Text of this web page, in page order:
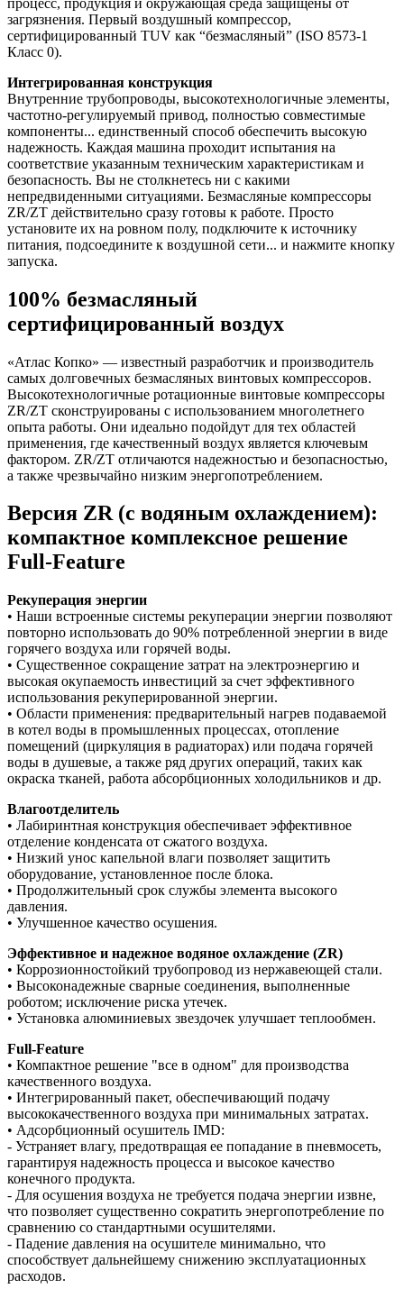
загрязнения. Первый воздушный компрессор,
сертифицированный TUV как “безмасляный” (ISO 8573-1
Класс 0).
Интегрированная конструкция
Внутренние трубопроводы, высокотехнологичные элементы,
частотно-регулируемый привод, полностью совместимые
компоненты... единственный способ обеспечить высокую
надежность. Каждая машина проходит испытания на
соответствие указанным техническим характеристикам и
безопасность. Вы не столкнетесь ни с какими
непредвиденными ситуациями. Безмасляные компрессоры
ZR/ZT действительно сразу готовы к работе. Просто
установите их на ровном полу, подключите к источнику
питания, подсоедините к воздушной сети... и нажмите кнопку
запуска.
100% безмасляный
сертифицированный воздух
«Атлас Копко» — известный разработчик и производитель
самых долговечных безмасляных винтовых компрессоров.
Высокотехнологичные ротационные винтовые компрессоры
ZR/ZT сконструированы с использованием многолетнего
опыта работы. Они идеально подойдут для тех областей
применения, где качественный воздух является ключевым
фактором. ZR/ZT отличаются надежностью и безопасностью,
а также чрезвычайно низким энергопотреблением.
Версия ZR (с водяным охлаждением):
компактное комплексное решение
Full-Feature
Рекуперация энергии
• Наши встроенные системы рекуперации энергии позволяют
повторно использовать до 90% потребленной энергии в виде
горячего воздуха или горячей воды.
• Существенное сокращение затрат на электроэнергию и
высокая окупаемость инвестиций за счет эффективного
использования рекуперированной энергии.
• Области применения: предварительный нагрев подаваемой
в котел воды в промышленных процессах, отопление
помещений (циркуляция в радиаторах) или подача горячей
воды в душевые, а также ряд других операций, таких как
окраска тканей, работа абсорбционных холодильников и др.
Влагоотделитель
• Лабиринтная конструкция обеспечивает эффективное
отделение конденсата от сжатого воздуха.
• Низкий унос капельной влаги позволяет защитить
оборудование, установленное после блока.
• Продолжительный срок службы элемента высокого
давления.
• Улучшенное качество осушения.
Эффективное и надежное водяное охлаждение (ZR)
• Коррозионностойкий трубопровод из нержавеющей стали.
• Высоконадежные сварные соединения, выполненные
роботом; исключение риска утечек.
• Установка алюминиевых звездочек улучшает теплообмен.
Full-Feature
• Компактное решение "все в одном" для производства
качественного воздуха.
• Интегрированный пакет, обеспечивающий подачу
высококачественного воздуха при минимальных затратах.
• Адсорбционный осушитель IMD:
- Устраняет влагу, предотвращая ее попадание в пневмосеть,
гарантируя надежность процесса и высокое качество
конечного продукта.
- Для осушения воздуха не требуется подача энергии извне,
что позволяет существенно сократить энергопотребление по
сравнению со стандартными осушителями.
- Падение давления на осушителе минимально, что
способствует дальнейшему снижению эксплуатационных
расходов.